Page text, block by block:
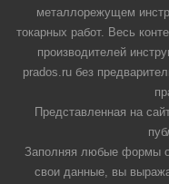
металлорежущем
токарных работ. Весь
производителей
prados.ru без
Представленная на
Заполняя любые формы
свои данные, вы